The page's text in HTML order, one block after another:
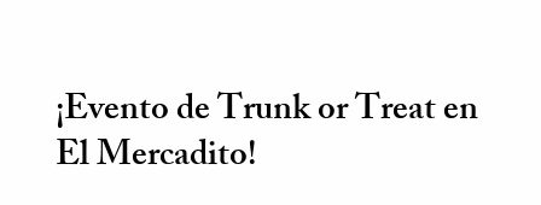
¡Evento de Trunk or Treaten
El Mercadito!